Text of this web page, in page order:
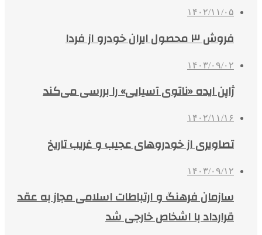
۱۴۰۲/۱۱/۰۵
فروش ۳ محصول ایران خودرو از فردا
۱۴۰۳/۰۹/۰۲
ژاپن ایده «ناتوی آسیایی» را بررسی می‌کند
۱۴۰۲/۱۱/۱۶
تصاویری از خودروهای عجیب و غریب تاریخ
۱۴۰۳/۰۹/۱۲
سازمان فرهنگ و ارتباطات اسلامی مجاز به عقد
قرارداد با اشخاص خارجی شد